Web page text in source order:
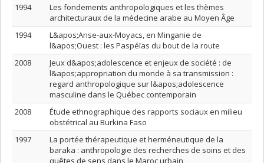
1994
Les fondements anthropologiques et les thèmes
architecturaux de la médecine arabe au Moyen Âge
1994
L&apos;Anse-aux-Moyacs, en Minganie de
l&apos;Ouest : les Paspéïas du bout de la route
2008
Jeux d&apos;adolescence et enjeux de société : de
l&apos;appropriation du monde à sa transmission :
regard anthropologique sur l&apos;adolescence
masculine dans le Québec contemporain
2008
Étude ethnographique des rapports sociaux en milieu
obstétrical au Burkina Faso
1997
La portée thérapeutique et herméneutique de la
baraka : anthropologie des recherches de soins et des
quêtes de sens dans le Maroc urbain